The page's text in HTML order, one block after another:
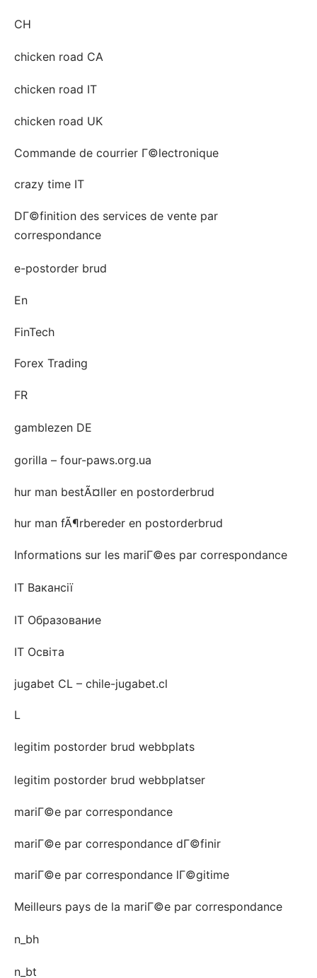
CH
chicken road CA
chicken road IT
chicken road UK
Commande de courrier Г©lectronique
crazy time IT
DГ©finition des services de vente par
correspondance
e-postorder brud
En
FinTech
Forex Trading
FR
gamblezen DE
gorilla – four-paws.org.ua
hur man bestÃ¤ller en postorderbrud
hur man fÃ¶rbereder en postorderbrud
Informations sur les mariГ©es par correspondance
IT Вакансії
IT Образование
IT Освіта
jugabet CL – chile-jugabet.cl
L
legitim postorder brud webbplats
legitim postorder brud webbplatser
mariГ©e par correspondance
mariГ©e par correspondance dГ©finir
mariГ©e par correspondance lГ©gitime
Meilleurs pays de la mariГ©e par correspondance
n_bh
n_bt